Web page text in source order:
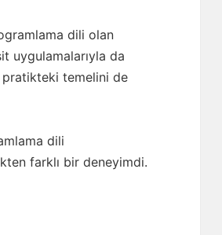
dili olan
uygulamalarıyla da
pratikteki temelini de
dili
farklı bir deneyimdi.